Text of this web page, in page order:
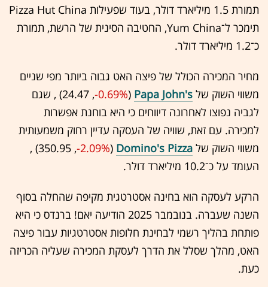
תמורת 1.5 מיליארד דולר, בעוד שפעילות Pizza Hut China
תימכר ל־Yum China, החטיבה הסינית של הרשת, תמורת
כ־1.2 מיליארד דולר.
מחיר המכירה הכולל של פיצה האט גבוה ביותר מפי שניים
משווי השוק של Papa John's
(24.47 ,‎
-0.69%
‏) , שגם
לגביה נפוצו לאחרונה דיווחים כי היא בוחנת אפשרות
למכירה. עם זאת, שוויה של העסקה עדיין רחוק משמעותית
משווי השוק של Domino's Pizza
(350.95 ,‎
-2.09%
‏) ,
העומד על כ־10.2 מיליארד דולר.
הרקע לעסקה הוא בחינה אסטרטגית מקיפה שהחלה בסוף
השנה שעברה. בנובמבר 2025 הודיעה יאם! ברנדס כי היא
פותחת בהליך רשמי לבחינת חלופות אסטרטגיות עבור פיצה
האט, מהלך שסלל את הדרך לעסקת המכירה שעליה הכריזה
כעת.